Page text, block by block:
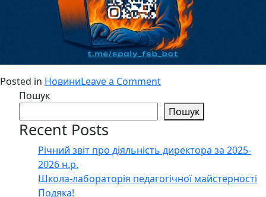
Posted in НовиниLeave a Commenton
обережні!
Пошук
Пошук
Recent Posts
Річний звіт про діяльність директора за 2025-
2026 н.р.
Школа-лабораторія педагогічної майстерності
Подяка!